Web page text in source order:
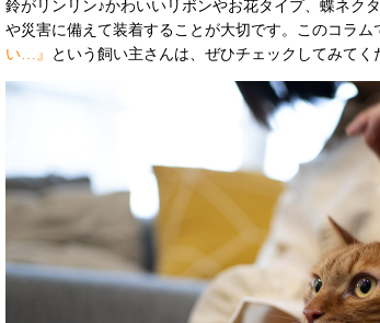
鈴がリンリン♪かわいいリボンやお花タイプ、蝶ネク
や災害に備えて装着することが大切です。このコラ
い…』
という飼い主さんは、ぜひチェックしてみてく